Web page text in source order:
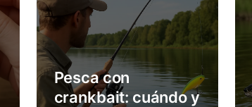
Pesca con
crankbait: cuándo y